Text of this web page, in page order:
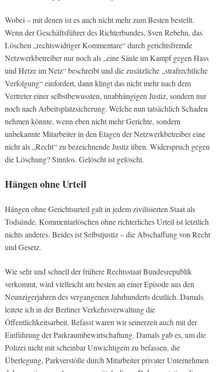
Wobei – mit denen ist es auch nicht mehr zum Besten bestellt.
Wenn der Geschäftsführer des Richterbundes, Sven Rebehn, das
Löschen „rechtswidriger Kommentare“ durch gerichtsfremde
Netzwerkbetreiber nur noch als „eine Säule im Kampf gegen Hass
und Hetze im Netz“ beschreibt und die zusätzliche „strafrechtliche
Verfolgung“ einfordert, dann klingt das nicht mehr nach dem
Vertreter einer selbstbewussten, unabhängigen Justiz, sondern nur
noch nach Arbeitsplatzsicherung. Welche nun tatsächlich Schaden
nehmen könnte, wenn eben nicht mehr Gerichte, sondern
unbekannte Mitarbeiter in den Etagen der Netzwerkbetreiber eine
nicht als „Recht“ zu bezeichnende Justiz üben. Widerspruch gegen
die Löschung? Sinnlos. Gelöscht ist gelöscht.
Hängen ohne Urteil
Hängen ohne Gerichtsurteil galt in jedem zivilisierten Staat als
Todsünde. Kommentarlöschen ohne richterliches Urteil ist letztlich
nichts anderes. Beides ist Selbstjustiz – die Abschaffung von Recht
und Gesetz.
Wie sehr und schnell der frühere Rechtsstaat Bundesrepublik
verkommt, wird vielleicht am besten an einer Episode aus den
Neunzigerjahren des vergangenen Jahrhunderts deutlich. Damals
leitete ich in der Berliner Verkehrsverwaltung die
Öffentlichkeitsarbeit. Befasst waren wir seinerzeit auch mit der
Einführung der Parkraumbewirtschaftung. Damals gab es, um die
Polizei nicht mit scheinbar Unwichtigem zu befassen, die
Überlegung, Parkverstöße durch Mitarbeiter privater Unternehmen